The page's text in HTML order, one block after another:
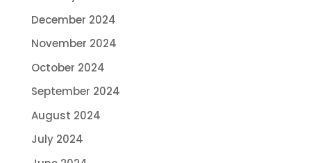
December 2024
November 2024
October 2024
September 2024
August 2024
July 2024